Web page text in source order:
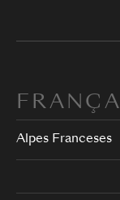
FRANÇA
Alpes Franceses